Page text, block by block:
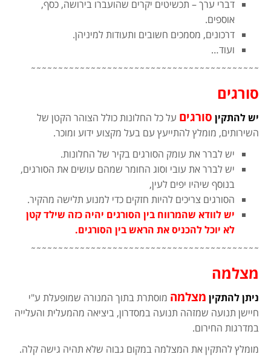
דברי ערך – תכשיטים יקרים שהועברו בירושה, כסף,
אוספים.
דרכונים, מסמכים חשובים ותעודות למיניהן.
ועוד…
˜˜˜˜˜˜˜˜˜˜˜˜˜˜˜˜˜˜˜˜˜˜˜˜˜˜˜˜˜˜˜˜˜˜˜˜˜˜˜˜˜˜
סורגים
יש להתקין סורגים על כל החלונות כולל הצוהר הקטן של
השירותים, מומלץ להתייעץ עם בעל מקצוע ידוע ומוכר.
יש לברר את עומק הסורגים בקיר של החלונות.
יש לברר את עובי וסוג החומר שמהם עושים את הסורגים,
בנוסף שיהיו יפים לעין,
הסורגים צריכים להיות חזקים כדי למנוע תלישה מהקיר.
יש לוודא שהמרווח בין הסורגים יהיה כזה שילד קטן
לא יוכל להכניס את הראש בין הסורגים.
˜˜˜˜˜˜˜˜˜˜˜˜˜˜˜˜˜˜˜˜˜˜˜˜˜˜˜˜˜˜˜˜˜˜˜˜˜˜˜˜˜˜
מצלמה
ניתן להתקין מצלמה מוסתרת בתוך המנורה שמופעלת ע"י
חיישן תנועה שמזהה תנועה במסדרון, ביציאה מהמעלית והעלייה
במדרגות החירום.
מומלץ להתקין את המצלמה במקום גבוה שלא תהיה גישה קלה.